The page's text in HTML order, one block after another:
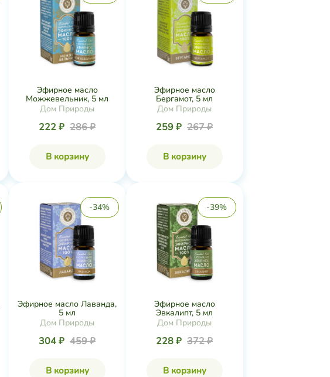
Эфирное масло
Можжевельник, 5 мл
Дом Природы
222 ₽ 286 ₽
В корзину
Эфирное масло
Бергамот, 5 мл
Дом Природы
259 ₽ 267 ₽
В корзину
-34%
Эфирное масло Лаванда,
5 мл
Дом Природы
304 ₽ 459 ₽
В корзину
-39%
Эфирное масло
Эвкалипт, 5 мл
Дом Природы
228 ₽ 372 ₽
В корзину